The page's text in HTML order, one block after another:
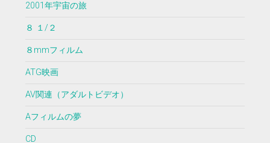
2001年宇宙の旅
８ １/２
８mmフィルム
ATG映画
AV関連（アダルトビデオ）
Aフィルムの夢
CD